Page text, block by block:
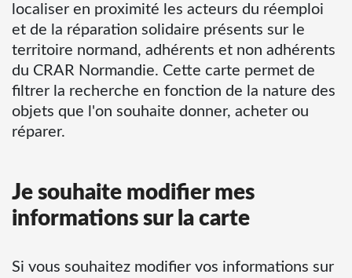
localiser en proximité les acteurs du réemploi
et de la réparation solidaire présents sur le
territoire normand, adhérents et non adhérents
du CRAR Normandie. Cette carte permet de
filtrer la recherche en fonction de la nature des
objets que l'on souhaite donner, acheter ou
réparer.
Je souhaite modifier mes
informations sur la carte
Si vous souhaitez modifier vos informations sur